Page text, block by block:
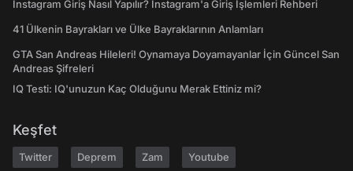
Instagram Giriş Nasıl Yapılır? Instagram'a Giriş İşlemleri Rehberi
41 Ülkenin Bayrakları ve Ülke Bayraklarının Anlamları
GTA San Andreas Hileleri! Oynamaya Doyamayanlar İçin Güncel San
Andreas Şifreleri
IQ Testi: IQ'unuzun Kaç Olduğunu Merak Ettiniz mi?
Keşfet
Twitter Deprem Zam Youtube